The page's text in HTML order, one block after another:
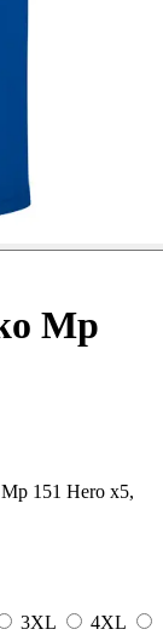
Mp
151 Hero x5,
3XL
4XL